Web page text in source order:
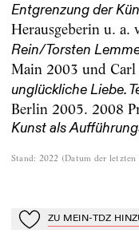
Entgrenzung der
Herausgeberin u. a.
Rein/Torsten
Main 2003 und Carl
unglückliche Liebe.
Berlin 2005. 2008
Kunst als
Stand: 2022 (Datum der
Zu Mein-TdZ
ZU MEIN-TDZ